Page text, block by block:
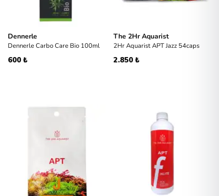
Dennerle
Dennerle Carbo Care Bio 100ml
600 ₺
The 2Hr Aquarist
2Hr Aquarist APT Jazz 54caps
2.850 ₺